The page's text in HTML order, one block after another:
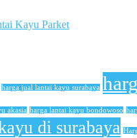
Kayu Parket
harga jual lantai kayu surabaya
akasia harga lantai kayu bondowoso
di surabaya